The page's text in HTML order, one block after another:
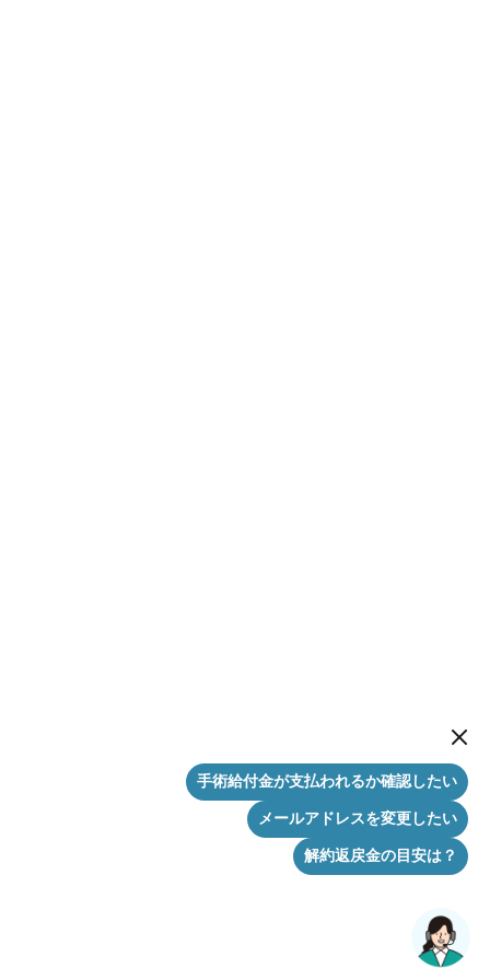
New
手術給付金が支払われるか確認したい
メールアドレスを変更したい
解約返戻金の目安は？